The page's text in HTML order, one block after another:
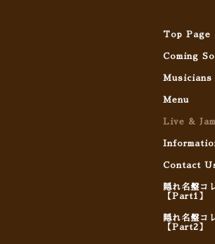
Top Page
Coming
Musicians
Menu
Live &
Contact
隠れ名盤コ
【Part1】
隠れ名盤コ
【Part2】